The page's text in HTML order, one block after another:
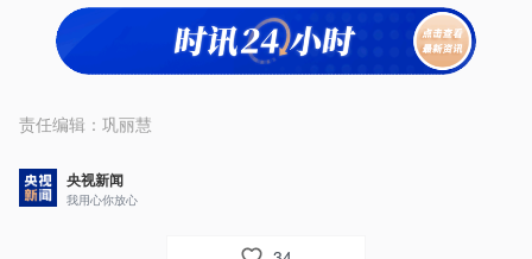
责任编辑： 巩丽慧
央视新闻
我用心你放心